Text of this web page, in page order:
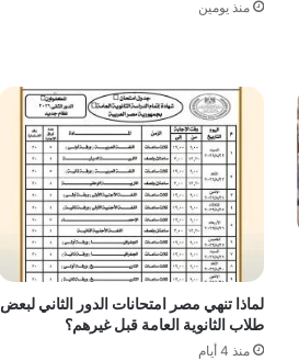
منذ يومين
لماذا تنهي مصر امتحانات الدور الثاني لبعض
طلاب الثانوية العامة قبل غيرهم؟
منذ 4 أيام